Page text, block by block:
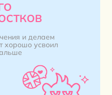
и делаем
хорошо усвоил